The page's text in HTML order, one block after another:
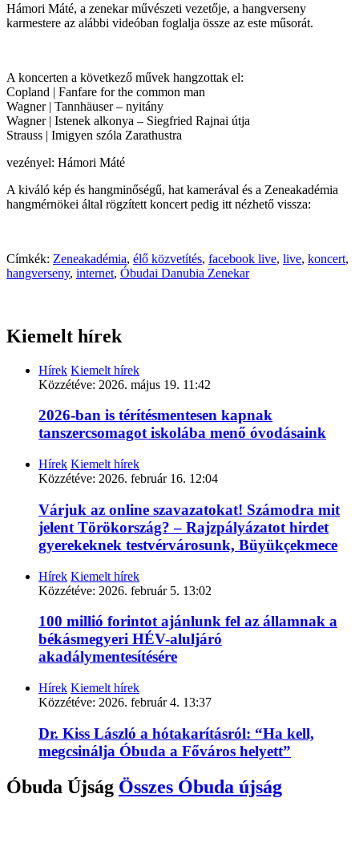
Hámori Máté, a zenekar művészeti vezetője, a hangverseny
karmestere az alábbi videóban foglalja össze az este műsorát.
A koncerten a következő művek hangzottak el:
Copland | Fanfare for the common man
Wagner | Tannhäuser – nyitány
Wagner | Istenek alkonya – Siegfried Rajnai útja
Strauss | Imigyen szóla Zarathustra
vezényel: Hámori Máté
A kiváló kép és hangminőségű, hat kamerával és a Zeneakadémia
hangmérnökei által rögzített koncert pedig itt nézhető vissza:
Címkék: Zeneakadémia, élő közvetítés, facebook live, live, koncert,
hangverseny, internet, Óbudai Danubia Zenekar
Kiemelt hírek
Hírek Kiemelt hírek
Közzétéve: 2026. május 19. 11:42
2026-ban is térítésmentesen kapnak
tanszercsomagot iskolába menő óvodásaink
Hírek Kiemelt hírek
Közzétéve: 2026. február 16. 12:04
Várjuk az online szavazatokat! Számodra mit
jelent Törökország? – Rajzpályázatot hirdet
gyerekeknek testvérvárosunk, Büyükçekmece
Hírek Kiemelt hírek
Közzétéve: 2026. február 5. 13:02
100 millió forintot ajánlunk fel az államnak a
békásmegyeri HÉV-aluljáró
akadálymentesítésére
Hírek Kiemelt hírek
Közzétéve: 2026. február 4. 13:37
Dr. Kiss László a hótakarításról: “Ha kell,
megcsinálja Óbuda a Főváros helyett”
Óbuda Újság Összes Óbuda újság